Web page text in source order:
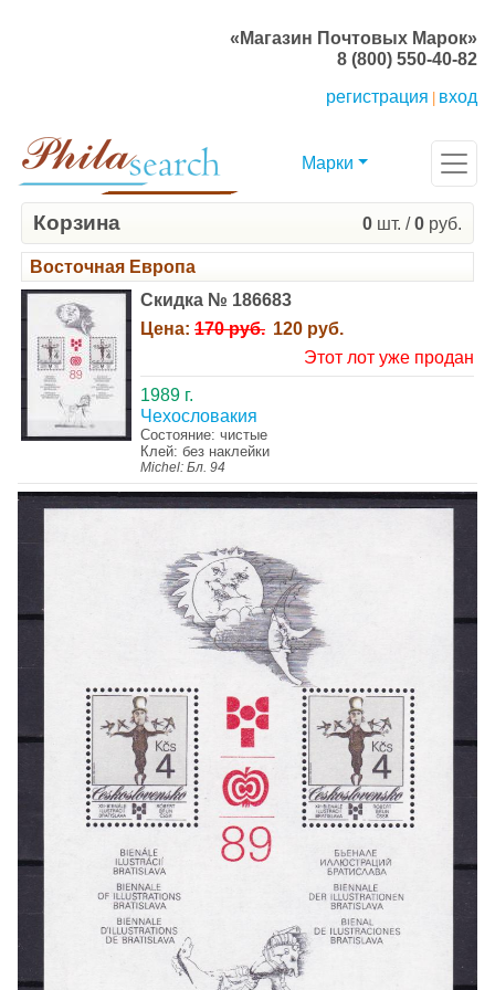
«Магазин Почтовых Марок»
8 (800) 550-40-82
регистрация
вход
Марки
Корзина 0 шт. /0 руб.
Восточная Европа
Скидка № 186683
Цена: 170 руб. 120 руб.
Этот лот уже продан
1989 г.
Чехословакия
Состояние: чистые
Клей: без наклейки
Michel: Бл. 94